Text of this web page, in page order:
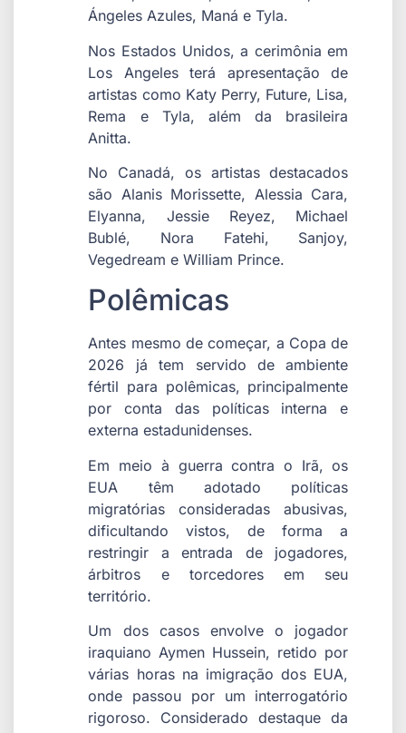
Ángeles Azules, Maná e Tyla.
Nos Estados Unidos, a cerimônia em
Los Angeles terá apresentação de
artistas como Katy Perry, Future, Lisa,
Rema e Tyla, além da brasileira
Anitta.
No Canadá, os artistas destacados
são Alanis Morissette, Alessia Cara,
Elyanna, Jessie Reyez, Michael
Bublé, Nora Fatehi, Sanjoy,
Vegedream e William Prince.
Polêmicas
Antes mesmo de começar, a Copa de
2026 já tem servido de ambiente
fértil para polêmicas, principalmente
por conta das políticas interna e
externa estadunidenses.
Em meio à guerra contra o Irã, os
EUA têm adotado políticas
migratórias consideradas abusivas,
dificultando vistos, de forma a
restringir a entrada de jogadores,
árbitros e torcedores em seu
território.
Um dos casos envolve o jogador
iraquiano Aymen Hussein, retido por
várias horas na imigração dos EUA,
onde passou por um interrogatório
rigoroso. Considerado destaque da